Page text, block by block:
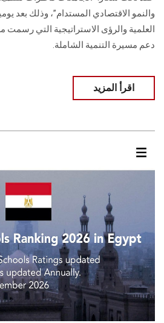
والنمو الاقتصادي المستدام”، وذلك بعد
العلمية والرؤى الاستراتيجية التي رسمت
دعم مسيرة التنمية الشاملة.
اقرأ المزيد